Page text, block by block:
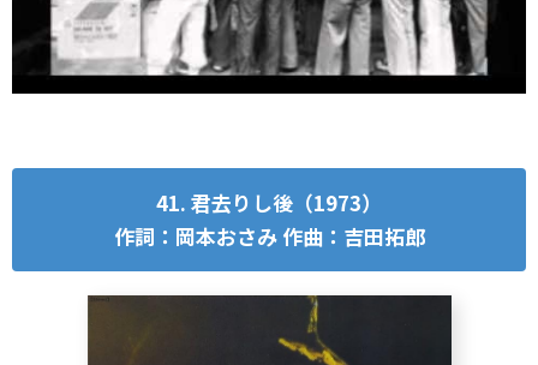
41. 君去りし後（1973）
作詞：岡本おさみ 作曲：吉田拓郎